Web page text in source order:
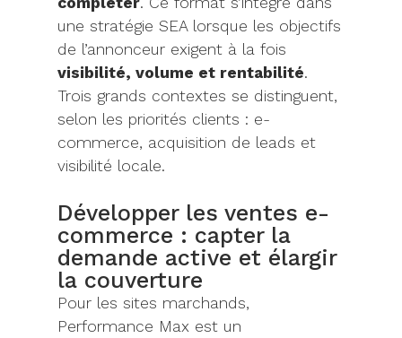
une stratégie SEA lorsque les objectifs
de l’annonceur exigent à la fois
visibilité, volume et rentabilité.
Trois grands contextes se distinguent,
selon les priorités clients : e-
commerce, acquisition de leads et
visibilité locale.
Développer les ventes e-
commerce : capter la
demande active et élargir
la couverture
Pour les sites marchands,
Performance Max est un